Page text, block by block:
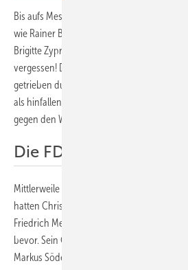
Bis aufs Messer wurde die Energiewende
wie Rainer Brüderle (FDP), Philipp Rösler
Brigitte Zypries (SPD) oder Peter Altmaier
vergessen! Denn die Energiewende kam
getrieben durch Tausende,
als hinfallen – ein Vierteljahrhundert lang.
gegen den Wandel in der Welt.
Die FDP ausgeschwitzt
Mittlerweile hat das Wahlvolk die FDP
hatten Christian Lindner und seine
Friedrich Merz (CDU) steht diese Erfahrung
bevor. Sein Gerede von der Kernfusion
Markus Söder tappt durchs Dunkel